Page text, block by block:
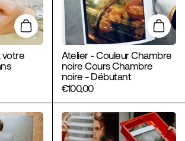
Ajouter au panier
votre
Atelier - Couleur Chambre
noire Cours Chambre
noire - Débutant
€100,00